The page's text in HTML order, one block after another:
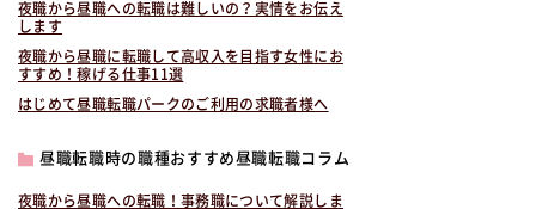
夜職から昼職への転職は難しいの？実情をお伝え
します
夜職から昼職に転職して高収入を目指す女性にお
すすめ！稼げる仕事11選
はじめて昼職転職パークのご利用の求職者様へ
昼職転職時の職種おすすめ昼職転職コラム
夜職から昼職への転職！事務職について解説しま